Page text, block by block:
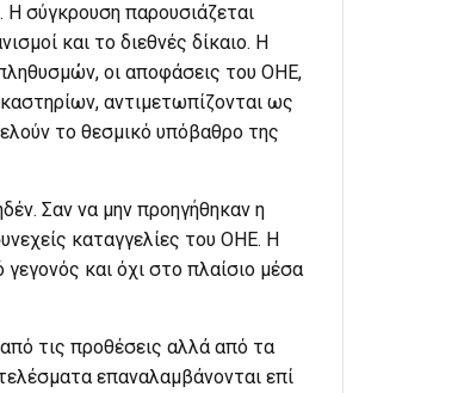
Η σύγκρουση παρουσιάζεται
και το διεθνές δίκαιο. Η
οι αποφάσεις του ΟΗΕ,
αντιμετωπίζονται ως
το θεσμικό υπόβαθρο της
Σαν να μην προηγήθηκαν η
καταγγελίες του ΟΗΕ. Η
και όχι στο πλαίσιο μέσα
από τις προθέσεις αλλά από τα
επαναλαμβάνονται επί